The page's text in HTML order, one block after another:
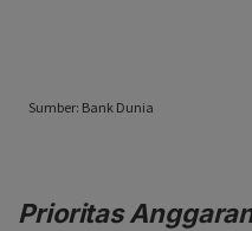
Prioritas